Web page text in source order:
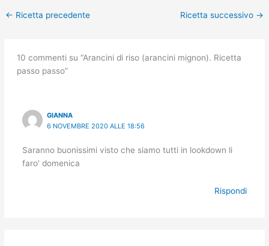
← Ricetta precedente Ricetta successivo →
10 commenti su “Arancini di riso (arancini mignon). Ricetta
passo passo”
GIANNA
6 NOVEMBRE 2020 ALLE 18:56
Saranno buonissimi visto che siamo tutti in lookdown li
faro’ domenica
Rispondi